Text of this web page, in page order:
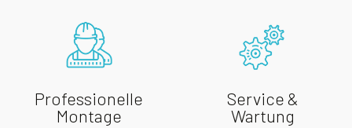
Professionelle
Montage
Service &
Wartung